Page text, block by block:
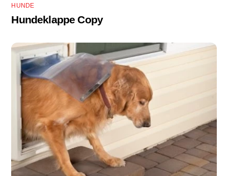
HUNDE
Hundeklappe Copy